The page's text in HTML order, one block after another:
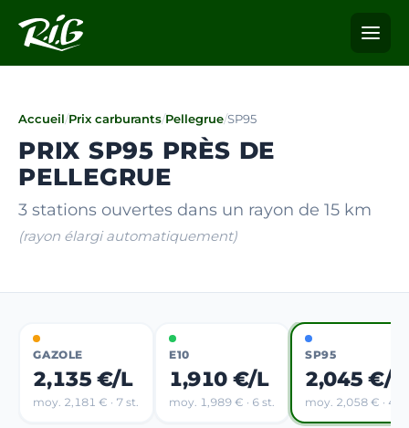
Accueil/Prix carburants/Pellegrue/SP95
PRIX SP95 PRÈS DE
PELLEGRUE
3 stations ouvertes dans un rayon de 15 km
(rayon élargi automatiquement)
GAZOLE
2,135 €/L
moy. 2,181 € · 7 st.
E10
1,910 €/L
moy. 1,989 € · 6 st.
SP95
2,045 €/L
moy. 2,058 € · 4